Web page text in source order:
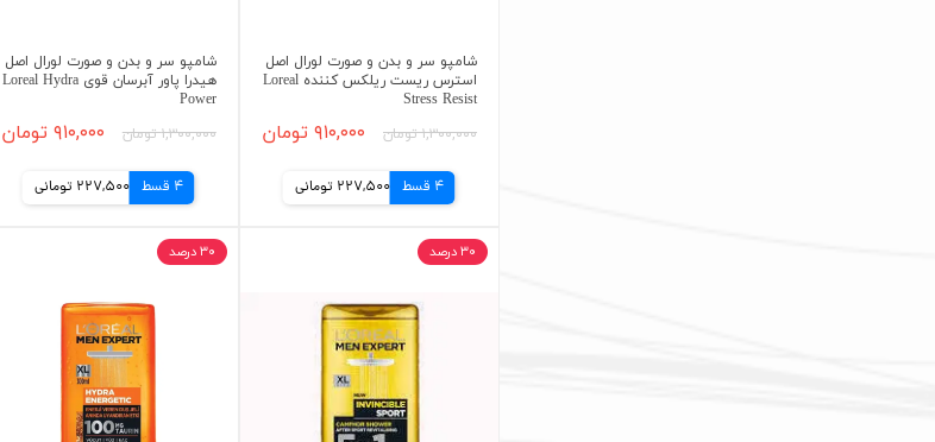
شامپو سر و بدن و صورت لورال اصل
استرس ریست ریلکس کننده Loreal
Stress Resist
۱,۳۰۰,۰۰۰ تومان ۹۱۰,۰۰۰ تومان
4 قسط 227,500 تومانی
شامپو سر و بدن و صورت لورال اصل
هیدرا پاور آبرسان قوی Loreal Hydra
Power
۱,۳۰۰,۰۰۰ تومان ۹۱۰,۰۰۰ تومان
4 قسط 227,500 تومانی
۳۰ درصد ۳۰ درصد